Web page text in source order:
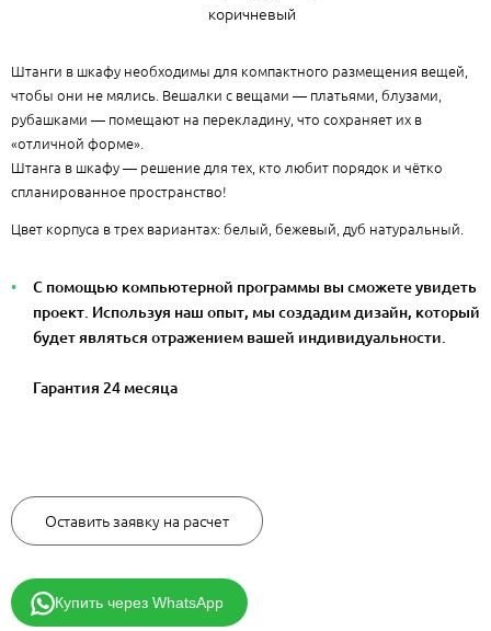
коричневый
Штанги в шкафу необходимы для компактного размещения вещей,
чтобы они не мялись. Вешалки с вещами — платьями, блузами,
рубашками — помещают на перекладину, что сохраняет их в
«отличной форме».
Штанга в шкафу — решение для тех, кто любит порядок и чётко
спланированное пространство!
Цвет корпуса в трех вариантах: белый, бежевый, дуб натуральный.
С помощью компьютерной программы вы сможете увидеть
проект. Используя наш опыт, мы создадим дизайн, который
будет являться отражением вашей индивидуальности.
Гарантия 24 месяца
Оставить заявку на расчет
Купить через WhatsApp